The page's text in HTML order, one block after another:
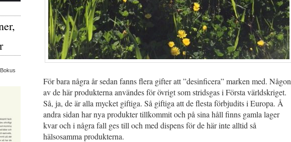
För bara några år sedan fanns flera gifter att ”desinficera” marken med. Någon
av de här produkterna användes för övrigt som stridsgas i Första världskriget.
Så, ja, de är alla mycket giftiga. Så giftiga att de flesta förbjudits i Europa. Å
andra sidan har nya produkter tillkommit och på sina håll finns gamla lager
kvar och i några fall ges till och med dispens för de här inte alltid så
hälsosamma produkterna.